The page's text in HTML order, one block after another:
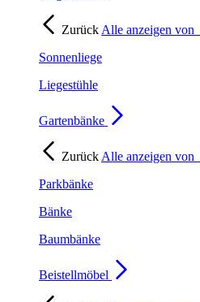
Zurück Alle anzeigen von
Sonnenliege
Liegestühle
Gartenbänke
Zurück Alle anzeigen von
Parkbänke
Bänke
Baumbänke
Beistellmöbel